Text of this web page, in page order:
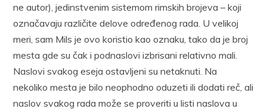
ne autor), jedinstvenim sistemom rimskih brojeva – koji
označavaju različite delove određenog rada. U velikoj
meri, sam Mils je ovo koristio kao oznaku, tako da je broj
mesta gde su čak i podnaslovi izbrisani relativno mali.
Naslovi svakog eseja ostavljeni su netaknuti. Na
nekoliko mesta je bilo neophodno oduzeti ili dodati reč, ali
naslov svakog rada može se proveriti u listi naslova u